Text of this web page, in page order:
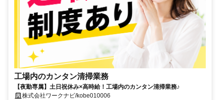
工場内のカンタン清掃業務
【夜勤専属】土日祝休み×高時給！工場内のカンタン清掃業務♪
株式会社ワークナビ/kobe010006